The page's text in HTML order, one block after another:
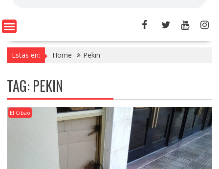
Estas en: Home Pekin
TAG: PEKIN
El Cibao